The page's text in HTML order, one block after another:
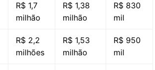
R$ 1,7
milhão
R$ 1,38
milhão
R$ 830
mil
R$ 2,2
milhões
R$ 1,53
milhão
R$ 950
mil